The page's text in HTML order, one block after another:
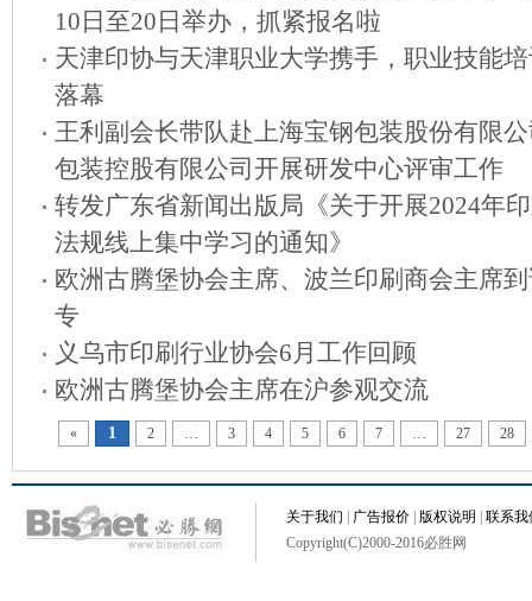
10日至20日举办，抓紧报名啦
天津印协与天津职业大学携手，职业技能
落幕
王利副会长带队赴上海宝钢包装股份有限
包装控股有限公司开展研发中心评审工作
转发广东省新闻出版局《关于开展2024年
法规线上集中学习的通知》
欧洲古腾堡协会主席、波兰印刷商会主席
专
义乌市印刷行业协会6月工作回顾
欧洲古腾堡协会主席在沪参观交流
« 1 2 … 3 4 5 6 7 … 27 28
关于我们 广告报价 版权说明
联系我
Copyright(C)2000-2016必胜网